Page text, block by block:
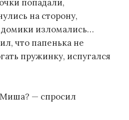
попадали,
на сторону,
изломались…
что папенька не
пружинку, испугался
— спросил